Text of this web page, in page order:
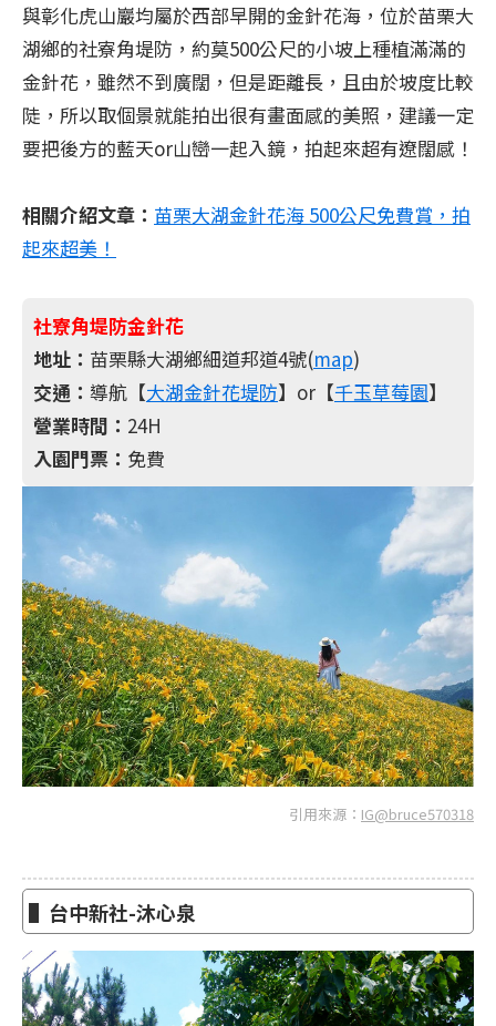
與彰化虎山巖均屬於西部早開的金針花海，位於苗栗大
湖鄉的社寮角堤防，約莫500公尺的小坡上種植滿滿的
金針花，雖然不到廣闊，但是距離長，且由於坡度比較
陡，所以取個景就能拍出很有畫面感的美照，建議一定
要把後方的藍天or山巒一起入鏡，拍起來超有遼闊感！
相關介紹文章： 苗栗大湖金針花海 500公尺免費賞，拍
起來超美！
社寮角堤防金針花
地址： 苗栗縣大湖鄉細道邦道4號(map)
交通： 導航【大湖金針花堤防】or【千玉草莓園】
營業時間： 24H
入園門票： 免費
引用來源： IG@bruce570318
▌台中新社-沐心泉